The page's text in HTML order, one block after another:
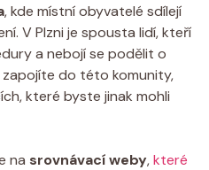
, kde místní obyvatelé sdílejí
V Plzni je spousta lidí, kteří
a nebojí se podělit o
do této komunity,
které byste jinak mohli
na srovnávací weby,které